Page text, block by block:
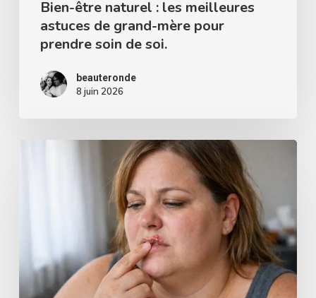
prendre
Bien-être naturel : les meilleures
astuces de grand-mère pour
prendre soin de soi.
beauteronde
8 juin 2026
rapidement
?